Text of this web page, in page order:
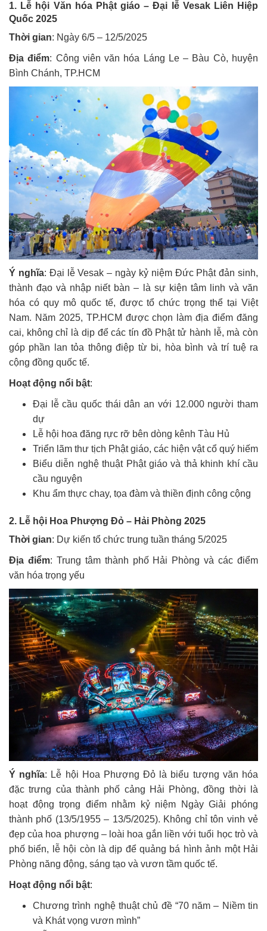
1. Lễ hội Văn hóa Phật giáo – Đại lễ Vesak Liên Hiệp
Quốc 2025
Thời gian: Ngày 6/5 – 12/5/2025
Địa điểm: Công viên văn hóa Láng Le – Bàu Cò, huyện
Bình Chánh, TP.HCM
Ý nghĩa: Đại lễ Vesak – ngày kỷ niệm Đức Phật đản sinh,
thành đạo và nhập niết bàn – là sự kiện tâm linh và văn
hóa có quy mô quốc tế, được tổ chức trọng thể tại Việt
Nam. Năm 2025, TP.HCM được chọn làm địa điểm đăng
cai, không chỉ là dịp để các tín đồ Phật tử hành lễ, mà còn
góp phần lan tỏa thông điệp từ bi, hòa bình và trí tuệ ra
cộng đồng quốc tế.
Hoạt động nổi bật:
Đại lễ cầu quốc thái dân an với 12.000 người tham
dự
Lễ hội hoa đăng rực rỡ bên dòng kênh Tàu Hủ
Triển lãm thư tịch Phật giáo, các hiện vật cổ quý hiếm
Biểu diễn nghệ thuật Phật giáo và thả khinh khí cầu
cầu nguyện
Khu ẩm thực chay, tọa đàm và thiền định công cộng
2. Lễ hội Hoa Phượng Đỏ – Hải Phòng 2025
Thời gian: Dự kiến tổ chức trung tuần tháng 5/2025
Địa điểm: Trung tâm thành phố Hải Phòng và các điểm
văn hóa trọng yếu
Ý nghĩa: Lễ hội Hoa Phượng Đỏ là biểu tượng văn hóa
đặc trưng của thành phố cảng Hải Phòng, đồng thời là
hoạt động trọng điểm nhằm kỷ niệm Ngày Giải phóng
thành phố (13/5/1955 – 13/5/2025). Không chỉ tôn vinh vẻ
đẹp của hoa phượng – loài hoa gắn liền với tuổi học trò và
phố biển, lễ hội còn là dịp để quảng bá hình ảnh một Hải
Phòng năng động, sáng tạo và vươn tầm quốc tế.
Hoạt động nổi bật:
Chương trình nghệ thuật chủ đề “70 năm – Niềm tin
và Khát vọng vươn mình”